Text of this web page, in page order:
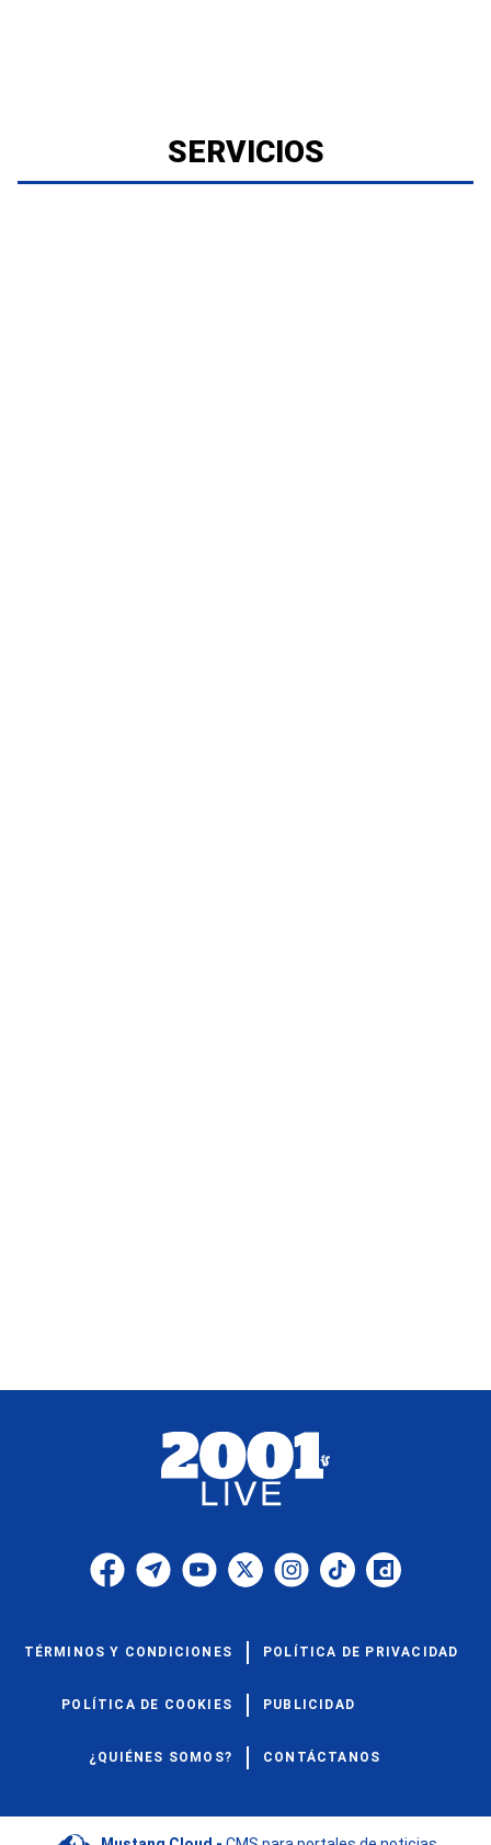
SERVICIOS
TÉRMINOS Y CONDICIONES POLÍTICA DE PRIVACIDAD
POLÍTICA DE COOKIES PUBLICIDAD
¿QUIÉNES SOMOS? CONTÁCTANOS